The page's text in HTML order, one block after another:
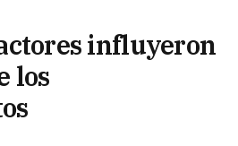
influyeron
los